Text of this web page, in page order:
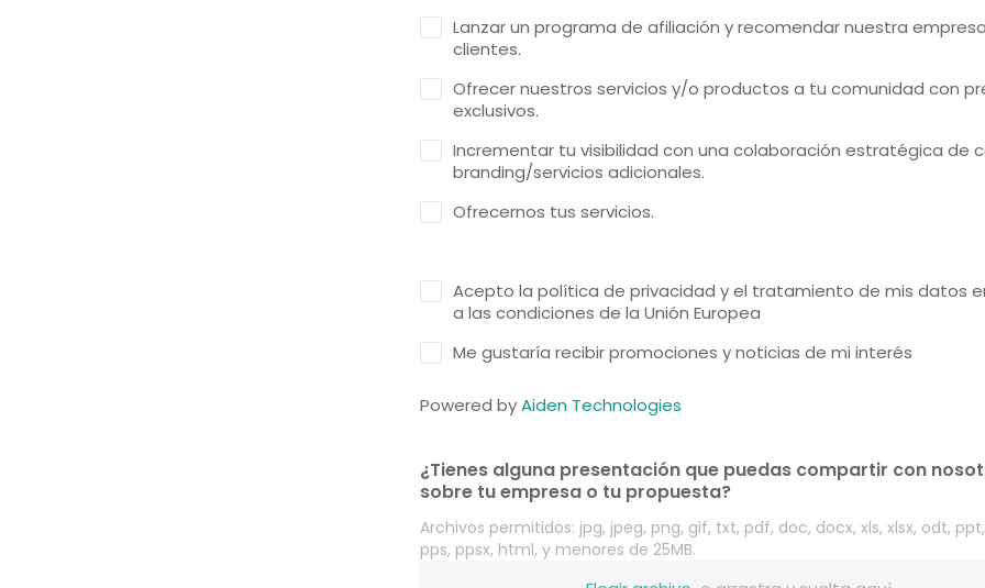
Lanzar un programa de afiliación y recomendar nuestra
clientes.
Ofrecer nuestros servicios y/o productos a tu comunidad con
exclusivos.
Incrementar tu visibilidad con una colaboración estratégica de
branding/servicios adicionales.
Ofrecernos tus servicios.
Acepto la política de privacidad y el tratamiento de mis datos
a las condiciones de la Unión Europea
Me gustaría recibir promociones y noticias de mi interés
Powered byAiden Technologies
¿Tienes alguna presentación que puedas compartir con
sobre tu empresa o tu propuesta?
Archivos permitidos: jpg, jpeg, png, gif, txt, pdf, doc, docx, xls, xlsx, odt,
pps, ppsx, html, y menores de 25MB.